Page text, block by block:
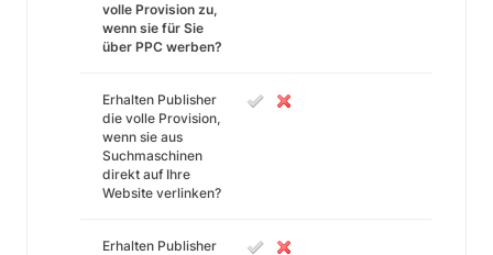
volle Provision zu,
wenn sie für Sie
über PPC werben?
Erhalten Publisher
die volle Provision,
wenn sie aus
Suchmaschinen
direkt auf Ihre
Website verlinken?
Erhalten Publisher